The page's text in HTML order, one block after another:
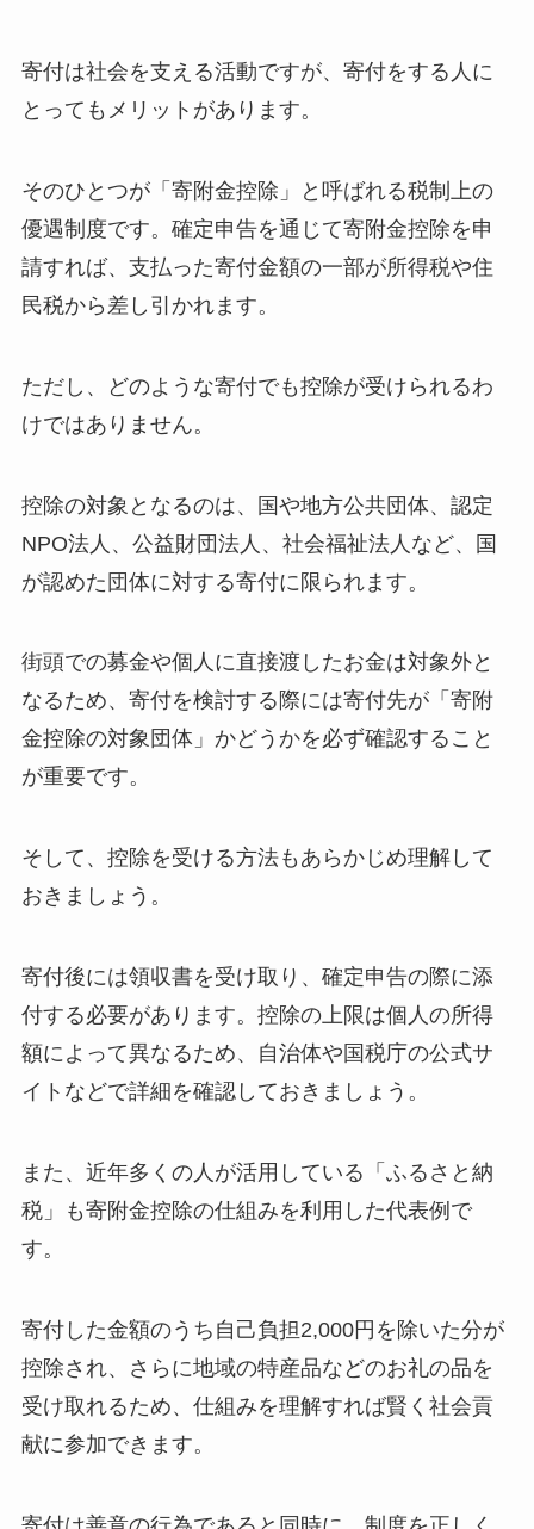
寄付は社会を支える活動ですが、寄付をする人に
とってもメリットがあります。
そのひとつが「寄附金控除」と呼ばれる税制上の
優遇制度です。確定申告を通じて寄附金控除を申
請すれば、支払った寄付金額の一部が所得税や住
民税から差し引かれます。
ただし、どのような寄付でも控除が受けられるわ
けではありません。
控除の対象となるのは、国や地方公共団体、認定
NPO法人、公益財団法人、社会福祉法人など、国
が認めた団体に対する寄付に限られます。
街頭での募金や個人に直接渡したお金は対象外と
なるため、寄付を検討する際には寄付先が「寄附
金控除の対象団体」かどうかを必ず確認すること
が重要です。
そして、控除を受ける方法もあらかじめ理解して
おきましょう。
寄付後には領収書を受け取り、確定申告の際に添
付する必要があります。控除の上限は個人の所得
額によって異なるため、自治体や国税庁の公式サ
イトなどで詳細を確認しておきましょう。
また、近年多くの人が活用している「ふるさと納
税」も寄附金控除の仕組みを利用した代表例で
す。
寄付した金額のうち自己負担2,000円を除いた分が
控除され、さらに地域の特産品などのお礼の品を
受け取れるため、仕組みを理解すれば賢く社会貢
献に参加できます。